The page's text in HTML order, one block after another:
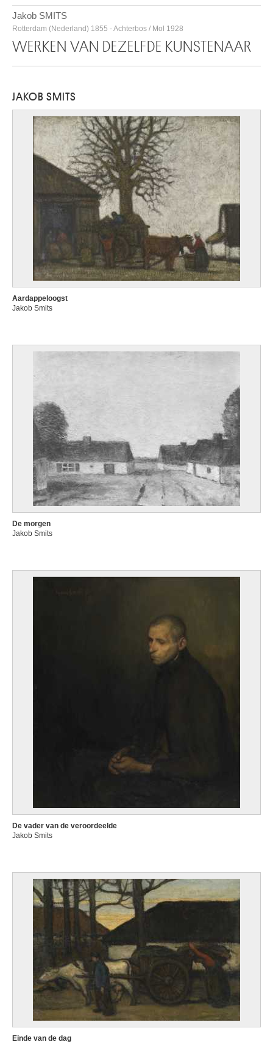
Jakob SMITS
Rotterdam (Nederland) 1855 - Achterbos / Mol 1928
WERKEN VAN DEZELFDE KUNSTENAAR
JAKOB SMITS
Aardappeloogst
Jakob Smits
De morgen
Jakob Smits
De vader van de veroordeelde
Jakob Smits
Einde van de dag